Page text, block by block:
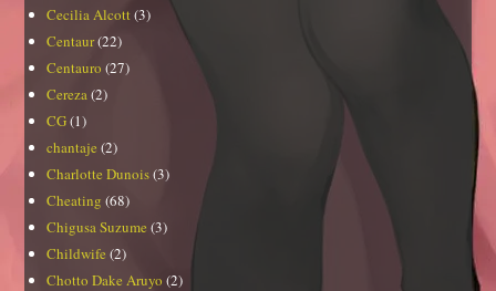
Cecilia Alcott(3)
Centaur(22)
Centauro (27)
Cereza(2)
CG(1)
chantaje (2)
Charlotte Dunois(3)
Cheating (68)
Chigusa Suzume (3)
Childwife (2)
Chotto Dake Aruyo (2)